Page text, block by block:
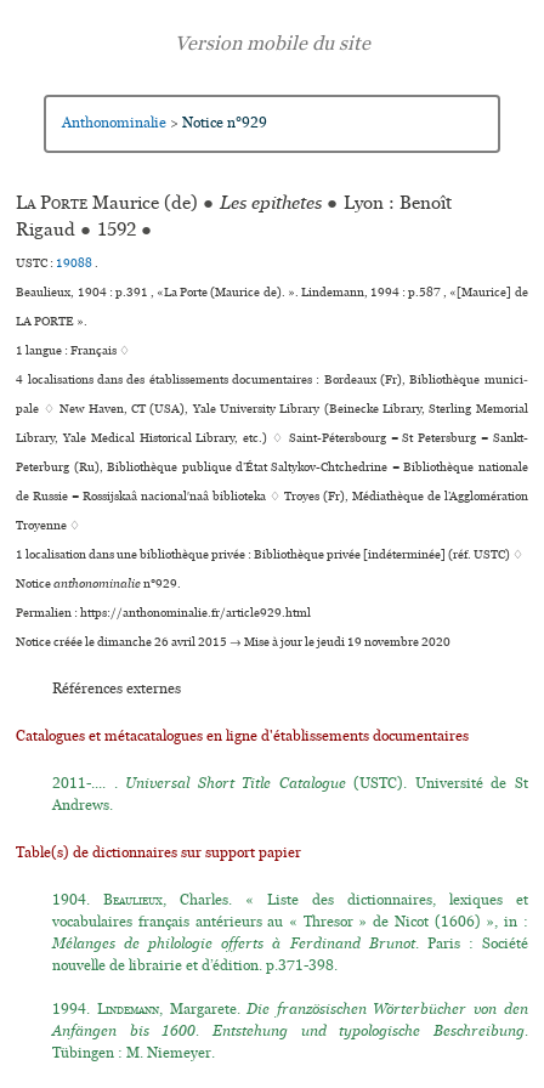
Anthonominalie > Notice n°929
La Porte Maurice (de) ● Les epithetes ● Lyon : Benoît
Rigaud ● 1592 ●
USTC : 19088.
Beaulieux, 1904 : p.391 , «La Porte (Maurice de). ». Lindemann, 1994 : p.587 , «[Maurice] de
LA PORTE ».
1 langue :Français ♢
4 localisations dans des établissements documentaires : Bordeaux (Fr), Bibliothèque muni­ci­
pale ♢ New Haven, CT (USA), Yale University Library (Beinecke Library, Sterling Memorial
Library, Yale Medical Historical Library, etc.) ♢ Saint-Pétersbourg = St Petersburg = Sankt-
Peterburg (Ru), Bibliothèque publique d’État Saltykov-Chtchedrine = Bibliothèque nationale
de Russie = Rossijskaâ nacionalʹnaâ biblioteka ♢ Troyes (Fr), Médiathèque de l’Agglomération
Troyenne ♢
1 localisation dans une bibliothèque privée : Bibliothèque privée [indéterminée] (réf. USTC) ♢
Noticeanthonominalien°929.
Permalien : https://anthonominalie.fr/article929.html
Notice créée le dimanche 26 avril 2015 → Mise à jour le jeudi 19 novembre 2020
Références externes
Catalogues et métacatalogues en ligne d'établissements documentaires
2011-.... . Universal Short Title Catalogue(USTC). Université de St
Andrews.
Table(s) de dictionnaires sur support papier
1904.Beaulieux, Charles. « Liste des dictionnaires, lexiques et
vocabulaires français antérieurs au « Thresor » de Nicot (1606) », in :
Mélanges de philologie offerts à Ferdinand Brunot. Paris : Société
nouvelle de librairie et d’édition. p.371-398.
1994.Lindemann, Margarete.Die französischen Wörterbücher von den
Anfängen bis 1600. Entstehung und typologische Beschreibung.
Tübingen : M. Niemeyer.